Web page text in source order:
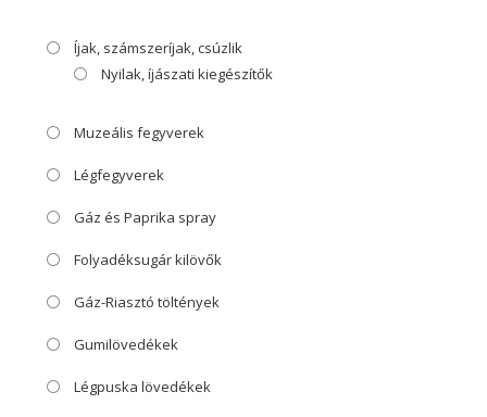
Íjak, számszeríjak, csúzlik
Nyilak, íjászati kiegészítők
Muzeális fegyverek
Légfegyverek
Gáz és Paprika spray
Folyadéksugár kilövők
Gáz-Riasztó töltények
Gumilövedékek
Légpuska lövedékek